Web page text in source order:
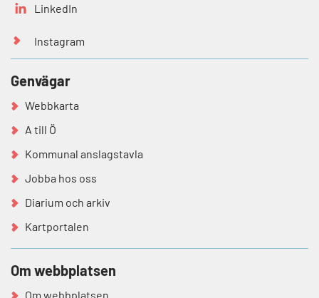
LinkedIn
Instagram
Genvägar
Webbkarta
A till Ö
Kommunal anslagstavla
Jobba hos oss
Diarium och arkiv
Kartportalen
Om webbplatsen
Om webbplatsen